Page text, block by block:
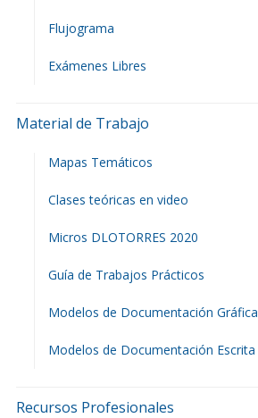
Flujograma
Exámenes Libres
Material de Trabajo
Mapas Temáticos
Clases teóricas en video
Micros DLOTORRES 2020
Guía de Trabajos Prácticos
Modelos de Documentación Gráfica
Modelos de Documentación Escrita
Recursos Profesionales